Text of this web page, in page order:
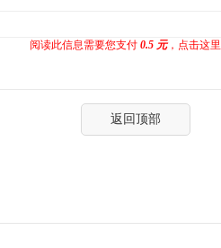
阅读此信息需要您支付 0.5 元，点击这
返回顶部